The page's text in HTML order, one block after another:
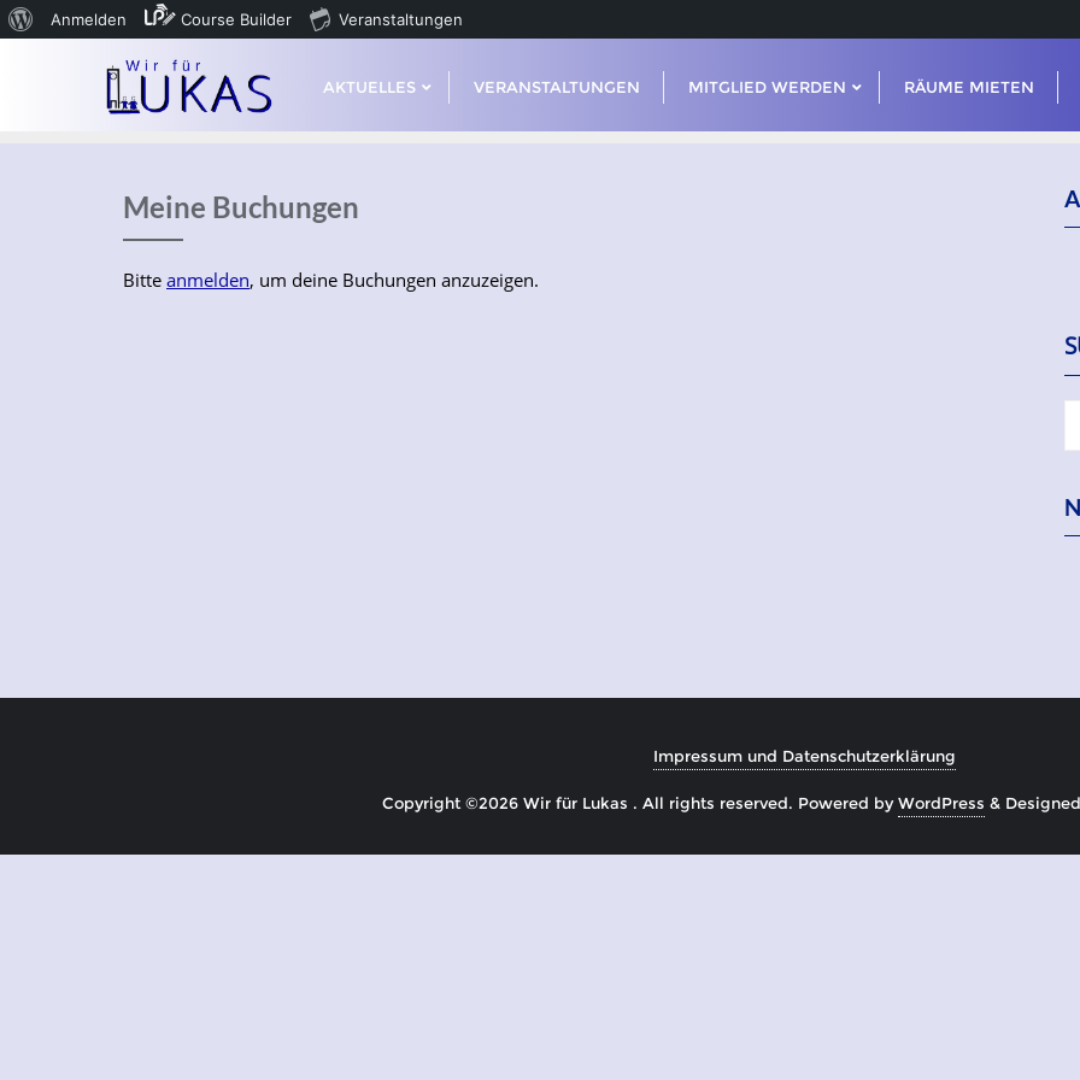
Anmelden Course Builder Veranstaltungen
AKTUELLES VERANSTALTUNGEN MITGLIED WERDEN RÄUME MIETEN
Meine Buchungen
Bitte anmelden, um deine Buchungen anzuzeigen.
Impressum und Datenschutzerklärung
Copyright ©2026 Wir für Lukas . All rights reserved. Powered byWordPress &